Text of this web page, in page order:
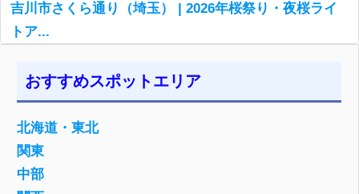
吉川市さくら通り（埼玉） | 2026年桜祭り・夜桜ライ
トア...
おすすめスポットエリア
北海道・東北
関東
中部